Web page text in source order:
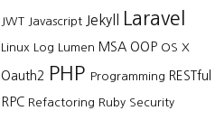
JWT Javascript Jekyll Laravel
Linux Log Lumen MSA OOP OS X
Oauth2 PHP Programming RESTful
RPC Refactoring Ruby Security